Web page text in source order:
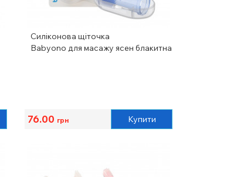
Силіконова щіточка
Babyono для масажу ясен блакитна
76.00 грн Купити